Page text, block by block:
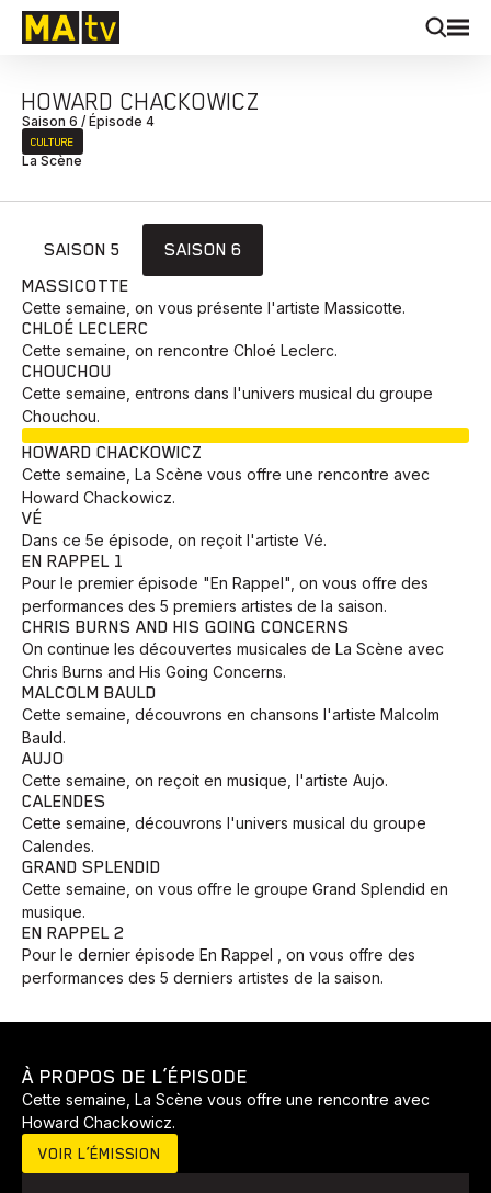
Animaux Avenir Bingo Communauté Culture
HOWARD CHACKOWICZ
Saison 6 / Épisode 4
CULTURE
La Scène
SAISON 5
SAISON 6
MASSICOTTE
Cette semaine, on vous présente l'artiste Massicotte.
CHLOÉ LECLERC
Cette semaine, on rencontre Chloé Leclerc.
CHOUCHOU
Cette semaine, entrons dans l'univers musical du groupe
Chouchou.
HOWARD CHACKOWICZ
Cette semaine, La Scène vous offre une rencontre avec
Howard Chackowicz.
VÉ
Dans ce 5e épisode, on reçoit l'artiste Vé.
EN RAPPEL 1
Pour le premier épisode "En Rappel", on vous offre des
performances des 5 premiers artistes de la saison.
CHRIS BURNS AND HIS GOING CONCERNS
On continue les découvertes musicales de La Scène avec
Chris Burns and His Going Concerns.
MALCOLM BAULD
Cette semaine, découvrons en chansons l'artiste Malcolm
Bauld.
AUJO
Cette semaine, on reçoit en musique, l'artiste Aujo.
CALENDES
Cette semaine, découvrons l'univers musical du groupe
Calendes.
GRAND SPLENDID
Cette semaine, on vous offre le groupe Grand Splendid en
musique.
EN RAPPEL 2
Pour le dernier épisode En Rappel , on vous offre des
performances des 5 derniers artistes de la saison.
À PROPOS DE L’ÉPISODE
Cette semaine, La Scène vous offre une rencontre avec
Howard Chackowicz.
VOIR L’ÉMISSION